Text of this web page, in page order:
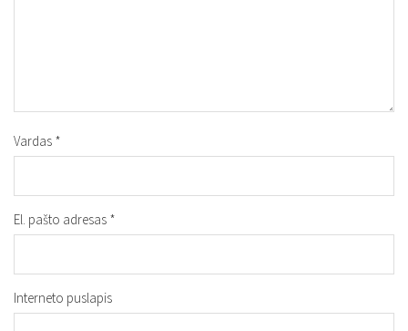
Vardas *
El. pašto adresas *
Interneto puslapis